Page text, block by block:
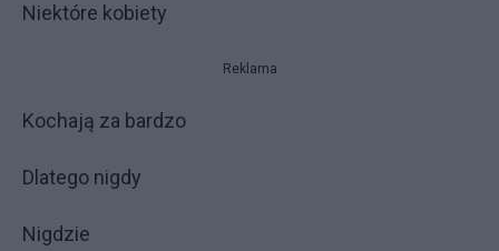
Niektóre kobiety
Reklama
Kochają za bardzo
Dlatego nigdy
Nigdzie